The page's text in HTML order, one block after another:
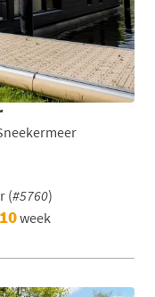
(#5760)
week